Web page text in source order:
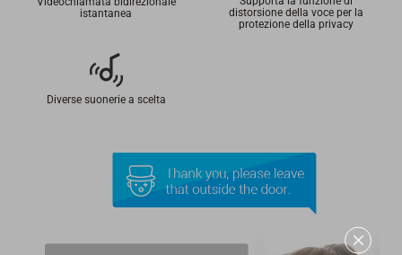
istantanea
distorsione della voce per la
protezione della privacy
Diverse suonerie a scelta